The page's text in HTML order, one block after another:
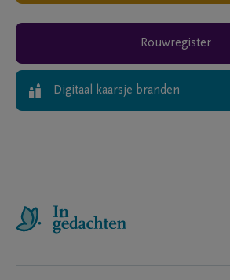
Rouwregister
Digitaal kaarsje branden